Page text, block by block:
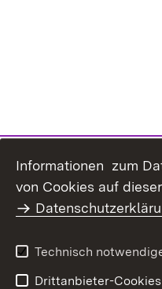
Inhaltsübersicht
Benutzungshinweise
Informationen zum
von Cookies auf
Technisch
Drittanbieter-